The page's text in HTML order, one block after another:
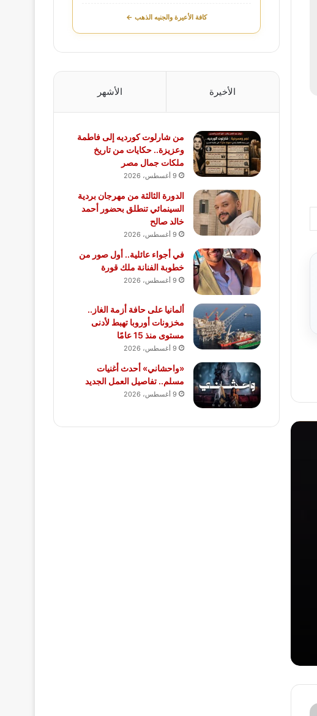
كافة الأعيرة والجنيه الذهب ←
الأخيرة الأشهر
من شارلوت كورديه إلى فاطمة
وعزيزة.. حكايات من تاريخ
ملكات جمال مصر
9 أغسطس، 2026
الدورة الثالثة من مهرجان بردية
السينمائي تنطلق بحضور أحمد
خالد صالح
9 أغسطس، 2026
في أجواء عائلية.. أول صور من
خطوبة الفنانة ملك قورة
9 أغسطس، 2026
ألمانيا على حافة أزمة الغاز..
مخزونات أوروبا تهبط لأدنى
مستوى منذ 15 عامًا
9 أغسطس، 2026
«واحشاني» أحدث أغنيات
مسلم.. تفاصيل العمل الجديد
9 أغسطس، 2026